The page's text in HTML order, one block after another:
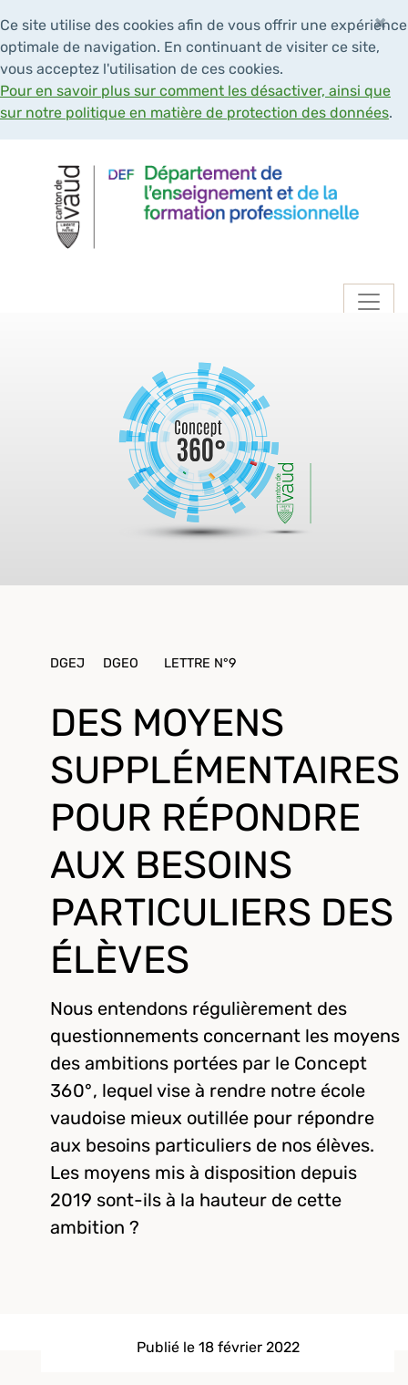
Ce site utilise des cookies afin de vous offrir une expérience
optimale de navigation. En continuant de visiter ce site,
vous acceptez l'utilisation de ces cookies.
Pour en savoir plus sur comment les désactiver, ainsi que
sur notre politique en matière de protection des données.
×
DGEJ DGEO LETTRE N°9
DES MOYENS
SUPPLÉMENTAIRES
POUR RÉPONDRE
AUX BESOINS
PARTICULIERS DES
ÉLÈVES
Nous entendons régulièrement des
questionnements concernant les moyens
des ambitions portées par le Concept
360°, lequel vise à rendre notre école
vaudoise mieux outillée pour répondre
aux besoins particuliers de nos élèves.
Les moyens mis à disposition depuis
2019 sont-ils à la hauteur de cette
ambition ?
Publié le 18 février 2022